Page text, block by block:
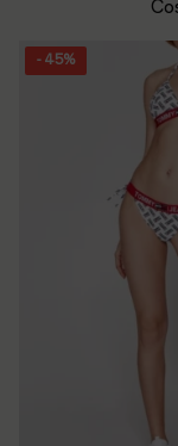
Intrebari
- 45%